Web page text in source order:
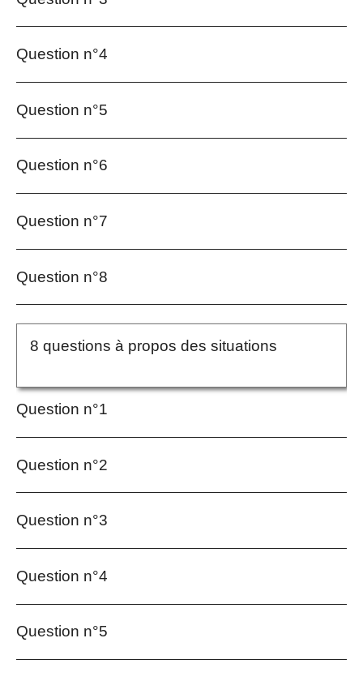
Question n°4
Question n°5
Question n°6
Question n°7
Question n°8
8 questions à propos des situations
Question n°1
Question n°2
Question n°3
Question n°4
Question n°5